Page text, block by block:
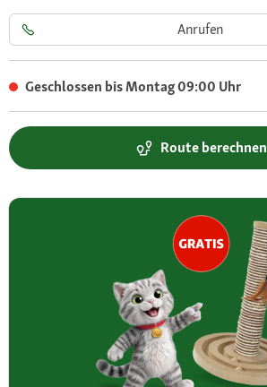
Anrufen
Geschlossen bis Montag 09:00 Uhr
Route berechnen